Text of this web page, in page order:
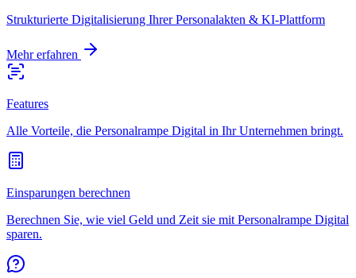
Strukturierte Digitalisierung Ihrer Personalakten & KI-Plattform
Mehr erfahren
Features
Alle Vorteile, die Personalrampe Digital in Ihr Unternehmen bringt.
Einsparungen berechnen
Berechnen Sie, wie viel Geld und Zeit sie mit Personalrampe Digital
sparen.